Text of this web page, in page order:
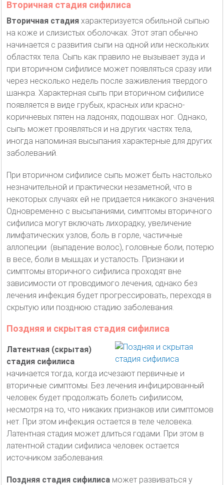
Вторичная стадия сифилиса
Вторичная стадия характеризуется обильной сыпью
на коже и слизистых оболочках. Этот этап обычно
начинается с развития сыпи на одной или нескольких
областях тела. Сыпь как правило не вызывает зуда и
при вторичном сифилисе может появляться сразу или
через несколько недель после заживления твердого
шанкра. Характерная сыпь при вторичном сифилисе
появляется в виде грубых, красных или красно-
коричневых пятен на ладонях, подошвах ног. Однако,
сыпь может проявляться и на других частях тела,
иногда напоминая высыпания характерные для других
заболеваний.
При вторичном сифилисе сыпь может быть настолько
незначительной и практически незаметной, что в
некоторых случаях ей не придается никакого значения.
Одновременно с высыпаниями, симптомы вторичного
сифилиса могут включать лихорадку, увеличение
лимфатических узлов, боль в горле, частичные
аллопеции (выпадение волос), головные боли, потерю
в весе, боли в мышцах и усталость. Признаки и
симптомы вторичного сифилиса проходят вне
зависимости от проводимого лечения, однако без
лечения инфекция будет прогрессировать, переходя в
скрытую или позднюю стадию заболевания.
Поздняя и скрытая стадия сифилиса
Латентная (скрытая)
стадия сифилиса
начинается тогда, когда исчезают первичные и
вторичные симптомы. Без лечения инфицированный
человек будет продолжать болеть сифилисом,
несмотря на то, что никаких признаков или симптомов
нет. При этом инфекция остается в теле человека.
Латентная стадия может длиться годами. При этом в
латентной стадии сифилиса человек остается
источником заболевания.
Поздняя стадия сифилиса может развиваться у